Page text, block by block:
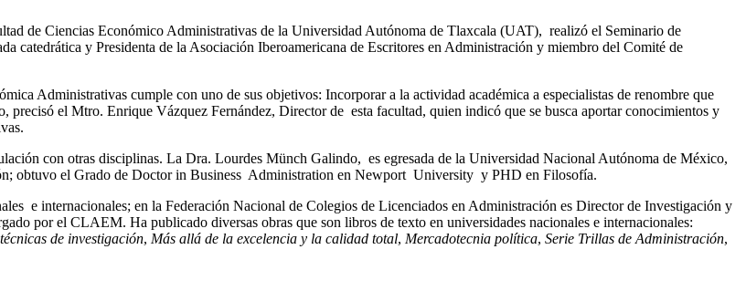
de Ciencias Económico Administrativas de la Universidad Autónoma de Tlaxcala (UAT), realizó el Seminario de
catedrática y Presidenta de la Asociación Iberoamericana de Escritores en Administración y miembro del Comité de
Administrativas cumple con uno de sus objetivos: Incorporar a la actividad académica a especialistas de renombre que
precisó el Mtro. Enrique Vázquez Fernández, Director de esta facultad, quien indicó que se busca aportar conocimientos y
con otras disciplinas. La Dra. Lourdes Münch Galindo, es egresada de la Universidad Nacional Autónoma de México,
obtuvo el Grado de Doctor in Business Administration en Newport University y PHD en Filosofía.
e internacionales; en la Federación Nacional de Colegios de Licenciados en Administración es Director de Investigación y
por el CLAEM. Ha publicado diversas obras que son libros de texto en universidades nacionales e internacionales:
de investigación, Más allá de la excelencia y la calidad total, Mercadotecnia política, Serie Trillas de Administración,